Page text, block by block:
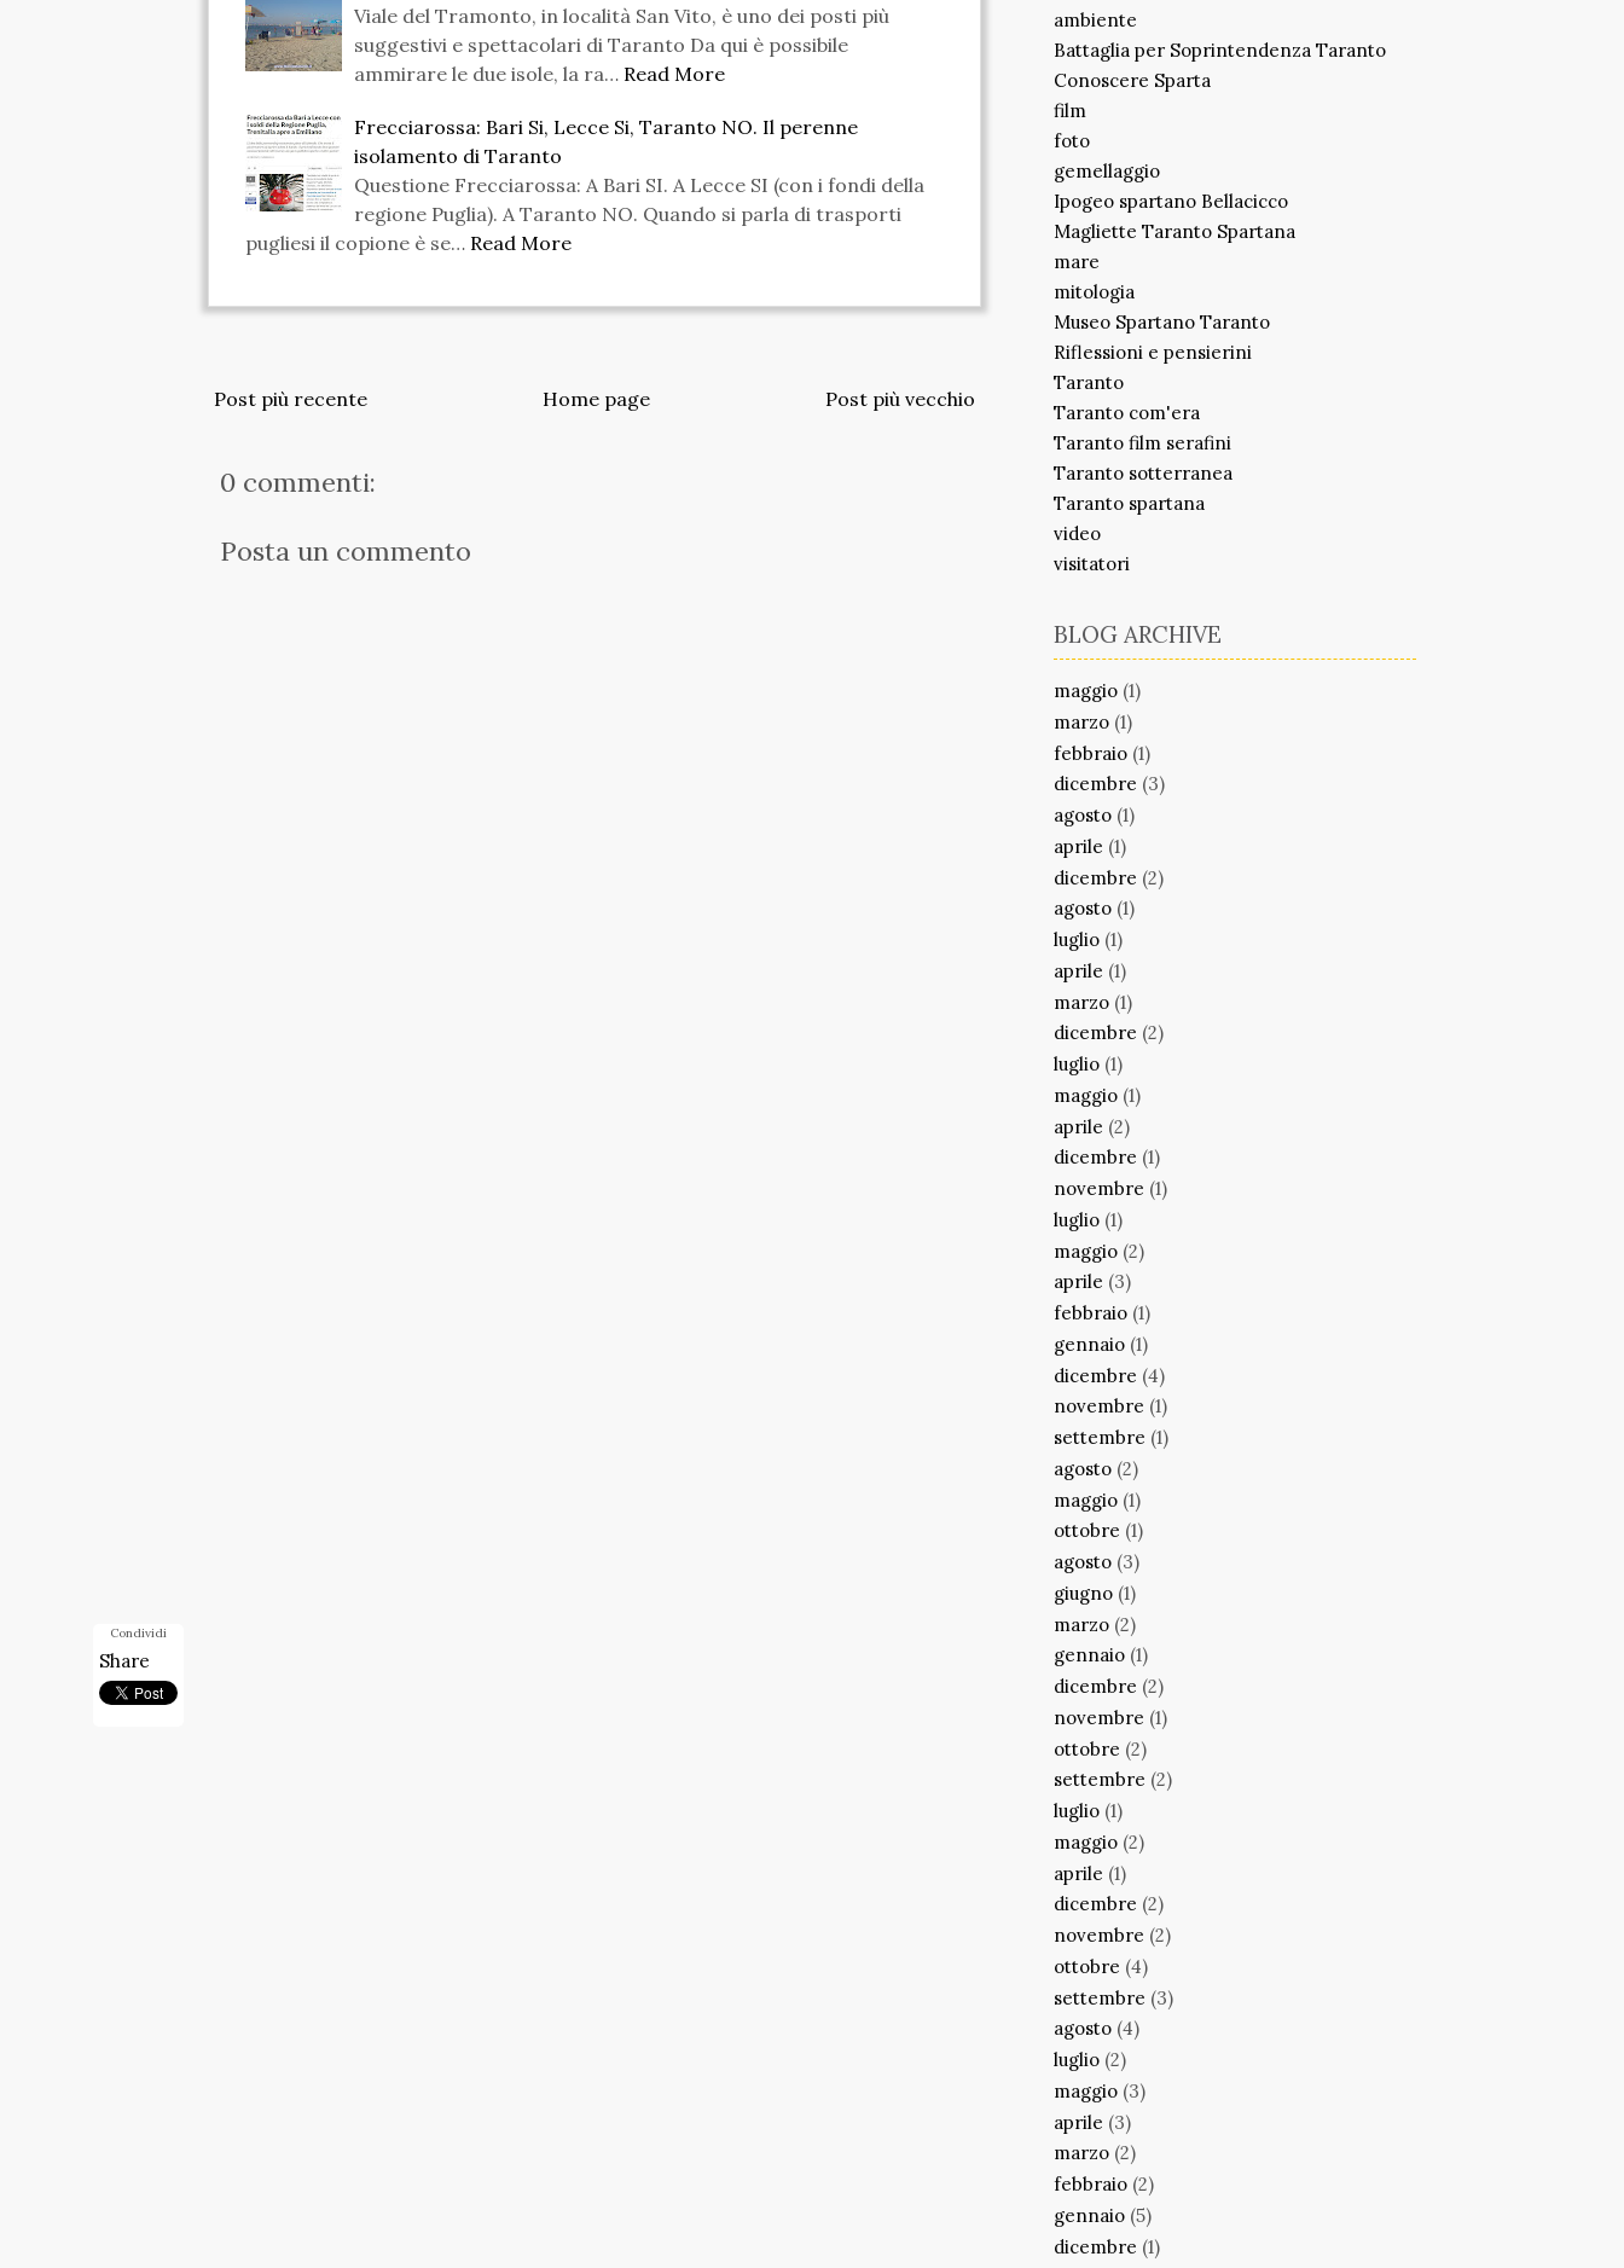
Viale del Tramonto, in località San Vito, è uno dei posti più
suggestivi e spettacolari di Taranto Da qui è possibile
ammirare le due isole, la ra… Read More
Frecciarossa: Bari Si, Lecce Si, Taranto NO. Il perenne
isolamento di Taranto
Questione Frecciarossa: A Bari SI. A Lecce SI (con i fondi della
regione Puglia). A Taranto NO. Quando si parla di trasporti
pugliesi il copione è se… Read More
Post più recente Post più vecchio
Home page
0 commenti:
Posta un commento
ambiente
Battaglia per Soprintendenza Taranto
Conoscere Sparta
film
foto
gemellaggio
Ipogeo spartano Bellacicco
Magliette Taranto Spartana
mare
mitologia
Museo Spartano Taranto
Riflessioni e pensierini
Taranto
Taranto com'era
Taranto film serafini
Taranto sotterranea
Taranto spartana
video
visitatori
BLOG ARCHIVE
maggio (1)
marzo (1)
febbraio (1)
dicembre (3)
agosto (1)
aprile (1)
dicembre (2)
agosto (1)
luglio (1)
aprile (1)
marzo (1)
dicembre (2)
luglio (1)
maggio (1)
aprile (2)
dicembre (1)
novembre (1)
luglio (1)
maggio (2)
aprile (3)
febbraio (1)
gennaio (1)
dicembre (4)
novembre (1)
settembre (1)
agosto (2)
maggio (1)
ottobre (1)
agosto (3)
giugno (1)
marzo (2)
gennaio (1)
dicembre (2)
novembre (1)
ottobre (2)
settembre (2)
luglio (1)
maggio (2)
aprile (1)
dicembre (2)
novembre (2)
ottobre (4)
settembre (3)
agosto (4)
luglio (2)
maggio (3)
aprile (3)
marzo (2)
febbraio (2)
gennaio (5)
dicembre (1)
Condividi
Share